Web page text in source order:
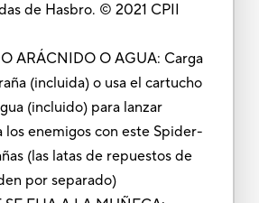
de Hasbro. © 2021 CPII
ARÁCNIDO O AGUA: Carga
(incluida) o usa el cartucho
(incluido) para lanzar
los enemigos con este Spider-
(las latas de repuestos de
por separado)